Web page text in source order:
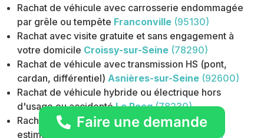
Rachat de véhicule avec carrosserie endommagée
par grêle ou tempête Franconville (95130)
Rachat avec visite gratuite et sans engagement à
votre domicile Croissy-sur-Seine (78290)
Rachat de véhicule avec transmission HS (pont,
cardan, différentiel) Asnières-sur-Seine (92600)
Rachat de véhicule hybride ou électrique hors
d'usage ou accidenté Le Pecq (78230)
Rachat épave avec déplacement gratuit pour
estimation à domicile
(92270)
Faire une demande